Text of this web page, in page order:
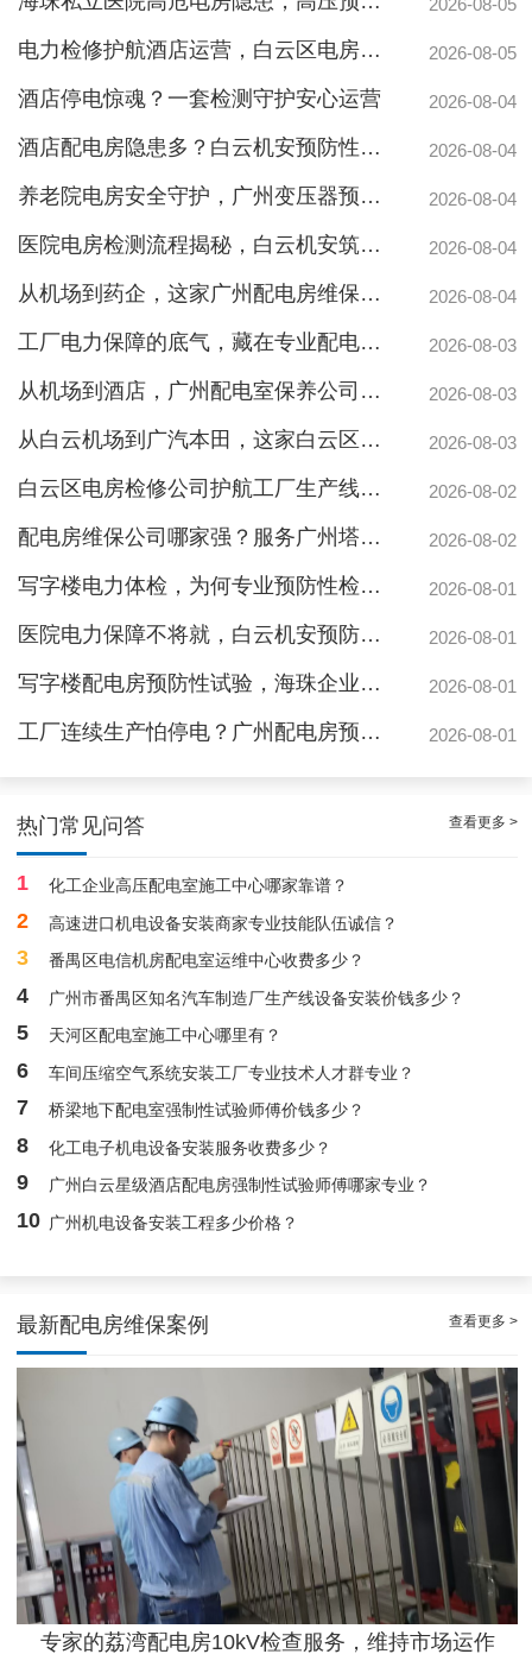
2026-08-05
电力检修护航酒店运营，白云区电房托管公司实力护航地标建筑 2026-08-05
酒店停电惊魂？一套检测守护安心运营 2026-08-04
酒店配电房隐患多？白云机安预防性检测全解析 2026-08-04
养老院电房安全守护，广州变压器预防性测验护航疏散通道 2026-08-04
医院电房检测流程揭秘，白云机安筑牢生命防线 2026-08-04
从机场到药企，这家广州配电房维保公司凭什么赢得园区信赖 2026-08-04
工厂电力保障的底气，藏在专业配电房维保公司的这些硬实力里 2026-08-03
从机场到酒店，广州配电室保养公司如何守护城市脉搏？ 2026-08-03
从白云机场到广汽本田，这家白云区电房维保公司如何护航制造企业生产线 2026-08-03
白云区电房检修公司护航工厂生产线，地标建筑信赖的电力管家 2026-08-02
配电房维保公司哪家强？服务广州塔与广汽本田的硬实力 2026-08-02
写字楼电力体检，为何专业预防性检测更安心？ 2026-08-01
医院电力保障不将就，白云机安预防性检测守安全 2026-08-01
写字楼配电房预防性试验，海珠企业为何首选白云机安？ 2026-08-01
工厂连续生产怕停电？广州配电房预防性检测防患未然 2026-08-01
热门常见问答 查看更多 >
1 化工企业高压配电室施工中心哪家靠谱？
2 高速进口机电设备安装商家专业技能队伍诚信？
3 番禺区电信机房配电室运维中心收费多少？
4 广州市番禺区知名汽车制造厂生产线设备安装价钱多少？
5 天河区配电室施工中心哪里有？
6 车间压缩空气系统安装工厂专业技术人才群专业？
7 桥梁地下配电室强制性试验师傅价钱多少？
8 化工电子机电设备安装服务收费多少？
9 广州白云星级酒店配电房强制性试验师傅哪家专业？
10 广州机电设备安装工程多少价格？
最新配电房维保案例 查看更多 >
白云配电房要求检修服务，支持配电房稳定
专家的荔湾配电房10kV检查服务，维持市场运作